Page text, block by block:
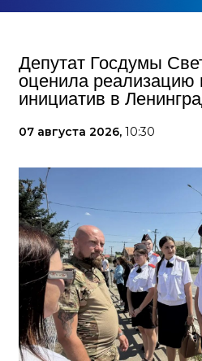
Депутат Госдумы
оценила реализацию
инициатив в
07 августа 2026, 10:30